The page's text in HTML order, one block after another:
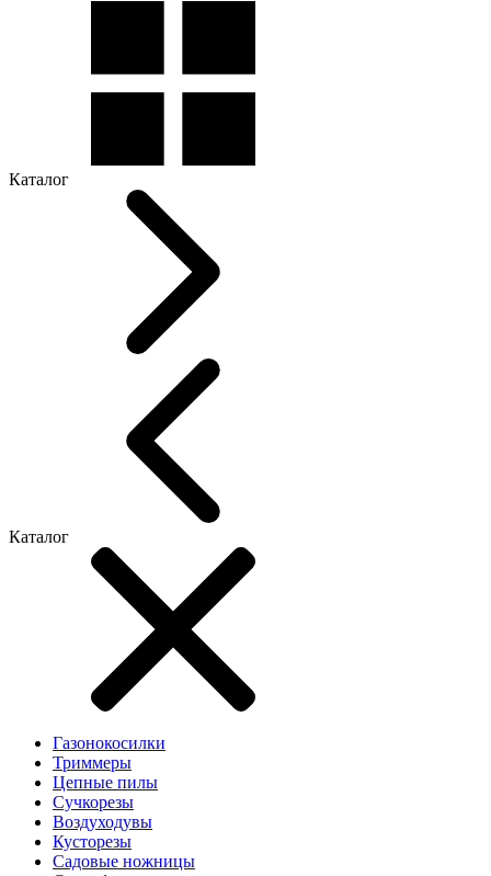
Каталог
Каталог
Газонокосилки
Триммеры
Цепные пилы
Cучкорезы
Воздуходувы
Кусторезы
Садовые ножницы